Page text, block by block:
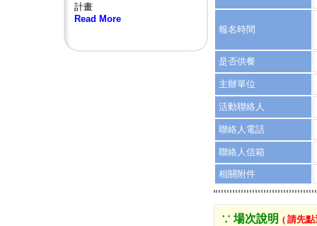
計畫
Read More
報名時間
是否供餐
主辦單位
活動聯絡人
聯絡人電話
聯絡人信箱
相關附件
∵ 場次說明 ( 請先